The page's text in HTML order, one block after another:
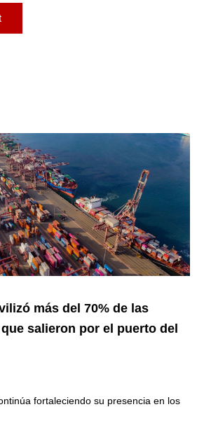
más del 70% de las
salieron por el puerto del
fortaleciendo su presencia en los
PagePage